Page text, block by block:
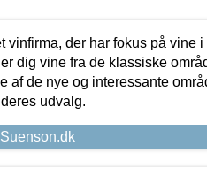
vinfirma, der har fokus på vine
dig vine fra de klassiske
af de nye og interessante
udvalg.